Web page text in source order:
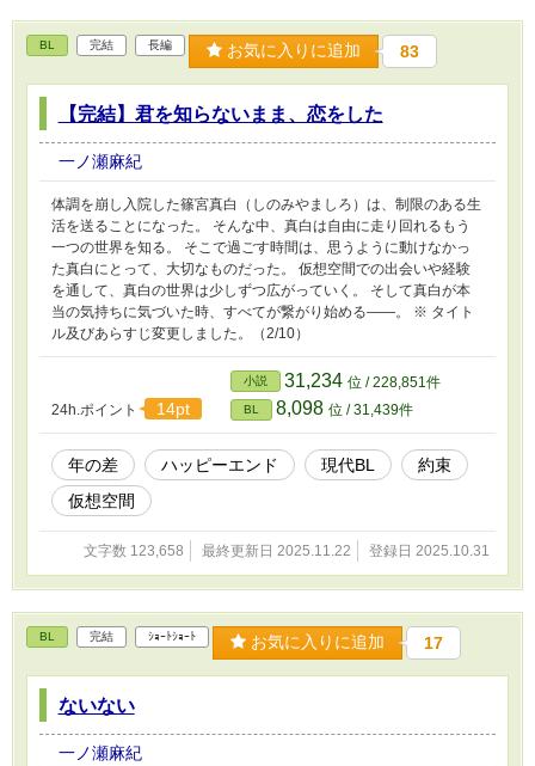
BL 完結 長編 お気に入りに追加 83
【完結】君を知らないまま、恋をした
一ノ瀬麻紀
体調を崩し入院した篠宮真白（しのみやましろ）は、制限のある生
活を送ることになった。 そんな中、真白は自由に走り回れるもう
一つの世界を知る。 そこで過ごす時間は、思うように動けなかっ
た真白にとって、大切なものだった。 仮想空間での出会いや経験
を通して、真白の世界は少しずつ広がっていく。 そして真白が本
当の気持ちに気づいた時、すべてが繋がり始める――。 ※ タイト
ル及びあらすじ変更しました。（2/10）
24h.ポイント 14pt
小説 31,234 位 / 228,851件
BL 8,098 位 / 31,439件
年の差 ハッピーエンド 現代BL
約束
仮想空間
文字数 123,658 最終更新日 2025.11.22 登録日 2025.10.31
BL 完結 ｼｮｰﾄｼｮｰﾄ お気に入りに追加 17
ないない
一ノ瀬麻紀